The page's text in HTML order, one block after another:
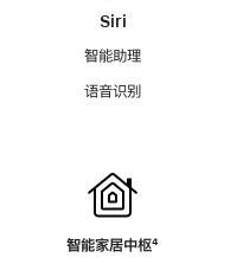
Siri
智能助理
语音识别
智能家居中枢脚
⁴